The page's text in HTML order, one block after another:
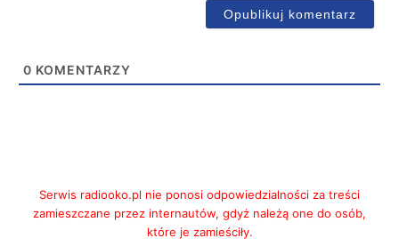
0 KOMENTARZY
Serwis radiooko.pl nie ponosi odpowiedzialności za treści
zamieszczane przez internautów, gdyż należą one do osób,
które je zamieściły.